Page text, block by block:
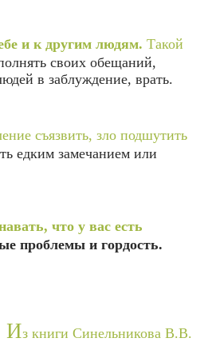
и к другим людям. Такой
своих обещаний,
в заблуждение, врать.
съязвить, зло подшутить
едким замечанием или
что у вас есть
проблемы и гордость.
Из книги Синельникова В.В.